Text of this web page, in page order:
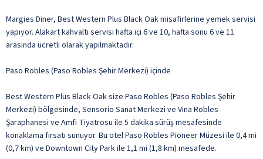
Margies Diner, Best Western Plus Black Oak misafirlerine yemek servisi
yapıyor. Alakart kahvaltı servisi hafta içi 6 ve 10, hafta sonu 6 ve 11
arasında ücretli olarak yapılmaktadır.
Paso Robles (Paso Robles Şehir Merkezi) içinde
Best Western Plus Black Oak size Paso Robles (Paso Robles Şehir
Merkezi) bölgesinde, Sensorio Sanat Merkezi ve Vina Robles
Şaraphanesi ve Amfi Tiyatrosu ile 5 dakika sürüş mesafesinde
konaklama fırsatı sunuyor. Bu otel Paso Robles Pioneer Müzesi ile 0,4 mi
(0,7 km) ve Downtown City Park ile 1,1 mi (1,8 km) mesafede.